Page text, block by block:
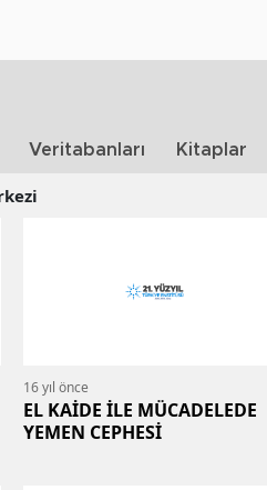
Veritabanları Kitaplar
16 yıl önce
EL KAİDE İLE MÜCADELEDE
YEMEN CEPHESİ